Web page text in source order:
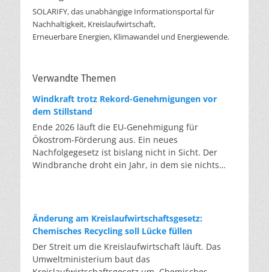
SOLARIFY, das unabhängige Informationsportal für
Nachhaltigkeit, Kreislaufwirtschaft,
Erneuerbare Energien, Klimawandel und Energiewende.
Verwandte Themen
Windkraft trotz Rekord-Genehmigungen vor
dem Stillstand
Ende 2026 läuft die EU-Genehmigung für
Ökostrom-Förderung aus. Ein neues
Nachfolgegesetz ist bislang nicht in Sicht. Der
Windbranche droht ein Jahr, in dem sie nichts
die Verfahren laufen heute deutlich schneller. Die
Halbjahresbilanz der Branche bestätigt dieses
Muster: So viele Windräder wie nie zuvor wurden
genehmigt, doch im ersten Halbjahr gingen netto
nur rund zwei Gigawatt ans Netz. Der Bestand
Änderung am Kreislaufwirtschaftsgesetz:
Chemisches Recycling soll Lücke füllen
Der Streit um die Kreislaufwirtschaft läuft. Das
Umweltministerium baut das